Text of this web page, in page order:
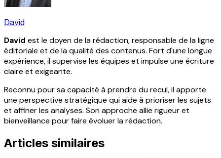
David
David est le doyen de la rédaction, responsable de la ligne
éditoriale et de la qualité des contenus. Fort d'une longue
expérience, il supervise les équipes et impulse une écriture
claire et exigeante.
Reconnu pour sa capacité à prendre du recul, il apporte
une perspective stratégique qui aide à prioriser les sujets
et affiner les analyses. Son approche allie rigueur et
bienveillance pour faire évoluer la rédaction.
Articles similaires